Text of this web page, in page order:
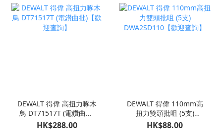
DEWALT 得偉 高扭力啄木
鳥 DT71517T (電鑽曲批)
【歡迎查詢】
HK$288.00
DEWALT 得偉 110mm高
扭力雙頭批咀 (5支)
DWA2SD110【歡迎查
詢】
HK$88.00